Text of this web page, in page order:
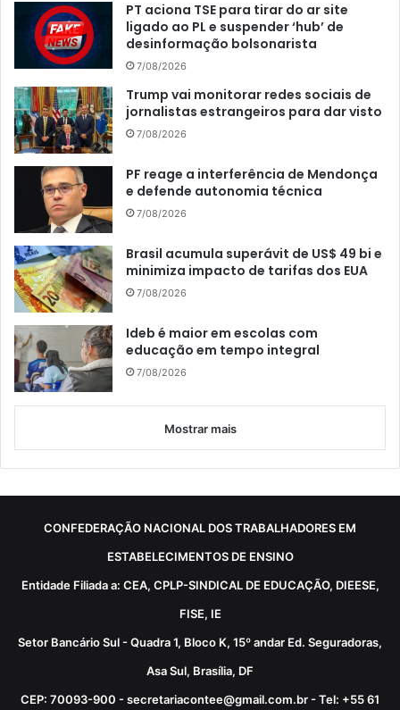
PT aciona TSE para tirar do ar site
ligado ao PL e suspender ‘hub’ de
desinformação bolsonarista
7/08/2026
Trump vai monitorar redes sociais de
jornalistas estrangeiros para dar visto
7/08/2026
PF reage a interferência de Mendonça
e defende autonomia técnica
7/08/2026
Brasil acumula superávit de US$ 49 bi e
minimiza impacto de tarifas dos EUA
7/08/2026
Ideb é maior em escolas com
educação em tempo integral
7/08/2026
Mostrar mais
CONFEDERAÇÃO NACIONAL DOS TRABALHADORES EM
ESTABELECIMENTOS DE ENSINO
Entidade Filiada a: CEA, CPLP-SINDICAL DE EDUCAÇÃO, DIEESE,
FISE, IE
Setor Bancário Sul - Quadra 1, Bloco K, 15º andar Ed. Seguradoras,
Asa Sul, Brasília, DF
CEP: 70093-900 - secretariacontee@gmail.com.br - Tel: +55 61